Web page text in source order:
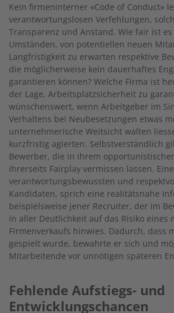
Kein firmeninterner «Code of Conduct»
verantwortungslosen Verfehlungen,
Transparenz und Anstand. Wie fair ist
Umständen, von potentiellen neuen
Langfristigkeit zu erwarten respektive
die möglicherweise kein dauerhaftes
garantieren können? Welche Firma ist
der Lage, Arbeitsplatzsicherheit zu
wünschenswert, wenn Arbeitgeber im
Verhaltens bei Neubesetzungen etwas
unternehmerische Weitsicht walten
kurzfristig agierten. Selbstverständlich
Bewerber, die in ihrem
ihrerseits Fairplay vermissen lassen.
verantwortungsbewussten und
Kandidaten, sprich eine realitätsnahe
beispielsweise jener Recruiter, der im
in aller Deutlichkeit auf das Risiko eines
Firmenverkaufs hinwies. Dadurch, dass
gespielt wurde, bewahrte er sich und
Mitarbeitende vor unnötigen späteren
Fehlende Aufstiegs- und
Entwicklungschancen